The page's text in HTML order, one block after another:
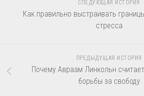
СЛЕДУЮЩАЯ ИСТОРИЯ
Как правильно выстраивать
стресса
ПРЕДЫДУЩАЯ ИСТОРИЯ
Почему Авраам Линкольн
борьбы за свободу